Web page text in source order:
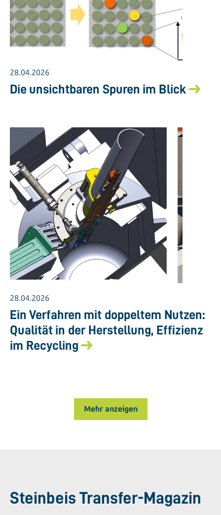
28.04.2026
Die unsichtbaren Spuren im Blick
28.04.2026
Ein Verfahren mit doppeltem Nutzen:
Qualität in der Herstellung, Effizienz
im Recycling
Mehr anzeigen
Steinbeis Transfer-Magazin